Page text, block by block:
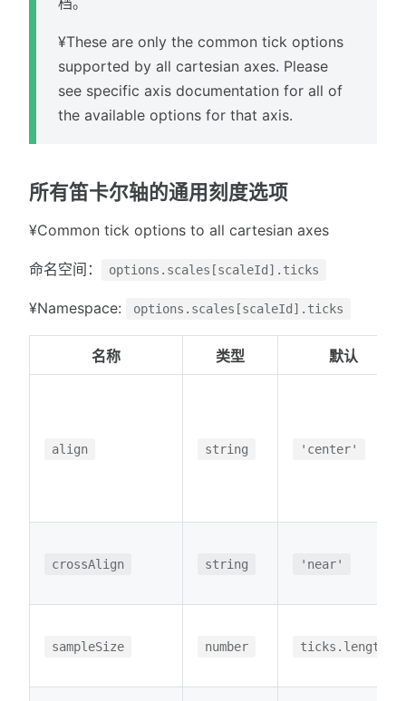
¥These are only the common tick options
supported by all cartesian axes. Please
see specific axis documentation for all of
the available options for that axis.
所有笛卡尔轴的通用刻度选项
¥Common tick options to all cartesian axes
命名空间： options.scales[scaleId].ticks
¥Namespace: options.scales[scaleId].ticks
名称 类型 默认
align string 'center'
crossAlign string 'near'
sampleSize number ticks.length